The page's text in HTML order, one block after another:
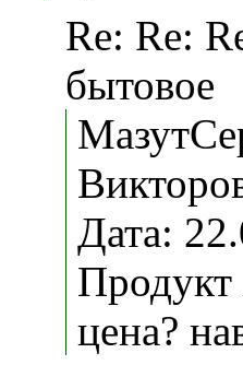
Re: Re:
бытовое
Дата:
Продукт
цена?